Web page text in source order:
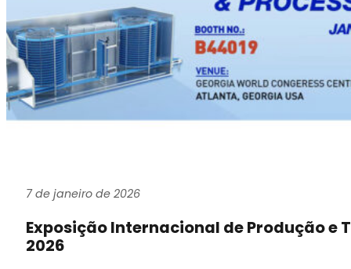
7 de janeiro de 2026
Exposição Internacional de Produção e
2026